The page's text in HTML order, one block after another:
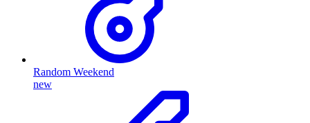
Random Weekend
new